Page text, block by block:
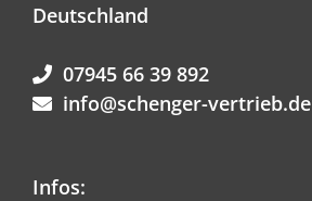
Deutschland
07945 66 39 892
info@schenger-vertrieb.de
Infos: